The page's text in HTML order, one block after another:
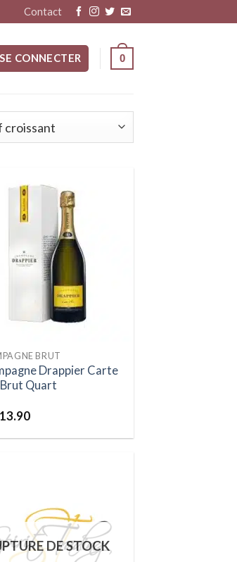
Contact
SE CONNECTER 0
BRUT
Drappier Carte
Brut Quart
13.90
Ajouter
à la liste
d’envies
DE STOCK